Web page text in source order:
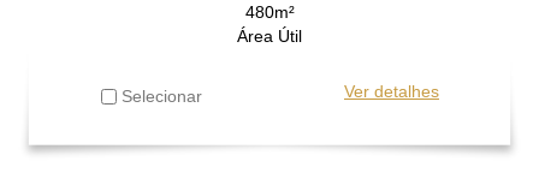
480m²
Área Útil
Selecionar Ver detalhes